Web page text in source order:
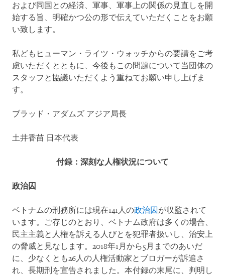
および同国との経済、軍事、軍事上の関係の見直しを開
始する旨、明確かつ公の形で伝えていただくことをお願
い致します。
私どもヒューマン・ライツ・ウォッチからの要請をご考
慮いただくとともに、今後もこの問題について当団体の
スタッフと協議いただくよう重ねてお願い申し上げま
す。
ブラッド・アダムズ アジア局長
土井香苗 日本代表
付録：深刻な人権状況について
政治囚
ベトナムの刑務所には現在141人の政治囚が収監されて
います。ご存じのとおり、ベトナム政府は多くの場合、
民主主義と人権を訴える人びとを犯罪者扱いし、治安上
の脅威と見なします。2018年1月から5月までのあいだ
に、少なくとも26人の人権活動家とブロガーが訴追さ
れ、長期刑を宣告されました。本付録の末尾に、判明し